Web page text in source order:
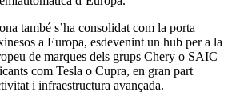
també s’ha consolidat com la porta
a Europa, esdevenint un hub per a la
de marques dels grups Chery o SAIC
com Tesla o Cupra, en gran part
i infraestructura avançada.